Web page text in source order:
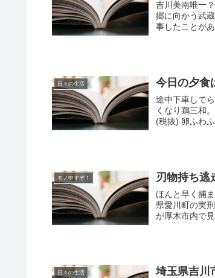
吉川美南唯一
郷に向かう武
事したことが
日々の生活 今日の夕食
途中下車して
くなり鶏三和
(税抜) 卵ふわふ
モノ申すぞ！ 刃物持ち
ほんと早く捕
県愛川町の実
が厚木市内で
日々の生活 埼玉県吉川